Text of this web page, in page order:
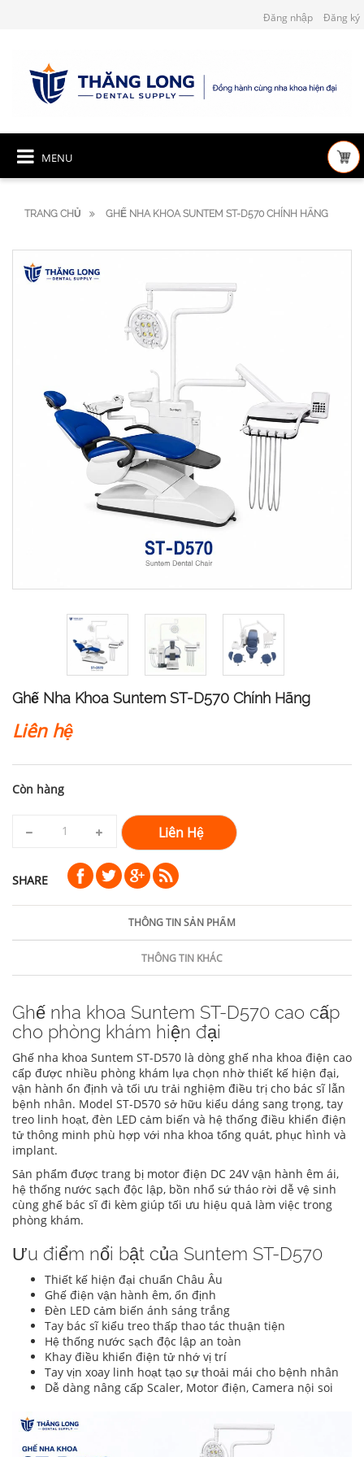
Đăng nhập Đăng ký
MENU
TRANG CHỦ GHẾ NHA KHOA SUNTEM ST-D570 CHÍNH HÃNG
Ghế Nha Khoa Suntem ST-D570 Chính Hãng
Liên hệ
Còn hàng
Liên Hệ
SHARE
THÔNG TIN SẢN PHẨM
THÔNG TIN KHÁC
Ghế nha khoa Suntem ST-D570 cao cấp
cho phòng khám hiện đại
Ghế nha khoa Suntem ST-D570 là dòng ghế nha khoa điện cao
cấp được nhiều phòng khám lựa chọn nhờ thiết kế hiện đại,
vận hành ổn định và tối ưu trải nghiệm điều trị cho bác sĩ lẫn
bệnh nhân. Model ST-D570 sở hữu kiểu dáng sang trọng, tay
treo linh hoạt, đèn LED cảm biến và hệ thống điều khiển điện
tử thông minh phù hợp với nha khoa tổng quát, phục hình và
implant.
Sản phẩm được trang bị motor điện DC 24V vận hành êm ái,
hệ thống nước sạch độc lập, bồn nhổ sứ tháo rời dễ vệ sinh
cùng ghế bác sĩ đi kèm giúp tối ưu hiệu quả làm việc trong
phòng khám.
Ưu điểm nổi bật của Suntem ST-D570
Thiết kế hiện đại chuẩn Châu Âu
Ghế điện vận hành êm, ổn định
Đèn LED cảm biến ánh sáng trắng
Tay bác sĩ kiểu treo thấp thao tác thuận tiện
Hệ thống nước sạch độc lập an toàn
Khay điều khiển điện tử nhớ vị trí
Tay vịn xoay linh hoạt tạo sự thoải mái cho bệnh nhân
Dễ dàng nâng cấp Scaler, Motor điện, Camera nội soi